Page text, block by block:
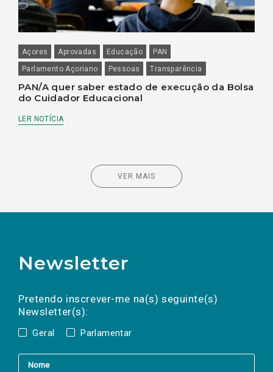
Açores Aprovadas Educação
PAN
Parlamento Açoriano
Pessoas Transparência
PAN/A quer saber estado de execução da Bolsa
do Cuidador Educacional
LER NOTÍCIA
VER MAIS
Newsletter
Pretendo inscrever-me na(s) seguinte(s)
Newsletter(s):
Geral Parlamentar
a(s) newsletter(s).
mail